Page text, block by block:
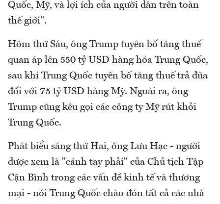
Quốc, Mỹ, và lợi ích của người dân trên toàn
thế giới".
Hôm thứ Sáu, ông Trump tuyên bố tăng thuế
quan áp lên 550 tỷ USD hàng hóa Trung Quốc,
sau khi Trung Quốc tuyên bố tăng thuế trả đũa
đối với 75 tỷ USD hàng Mỹ. Ngoài ra, ông
Trump cũng kêu gọi các công ty Mỹ rút khỏi
Trung Quốc.
Phát biểu sáng thứ Hai, ông Lưu Hạc - người
được xem là "cánh tay phải" của Chủ tịch Tập
Cận Bình trong các vấn đề kinh tế và thương
mại - nói Trung Quốc chào đón tất cả các nhà